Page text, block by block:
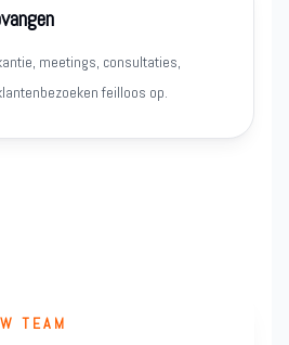
meetings, consultaties,
feilloos op.
TEAM